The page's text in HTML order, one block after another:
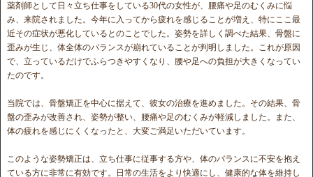
薬剤師として日々立ち仕事をしている30代の女性が、腰痛や足のむくみに悩
み、来院されました。今年に入ってから疲れを感じることが増え、特にここ最
近その症状が悪化しているとのことでした。姿勢を詳しく調べた結果、骨盤に
歪みが生じ、体全体のバランスが崩れていることが判明しました。これが原因
で、立っているだけでふらつきやすくなり、腰や足への負担が大きくなってい
たのです。
当院では、骨盤矯正を中心に据えて、彼女の治療を進めました。その結果、骨
盤の歪みが改善され、姿勢が整い、腰痛や足のむくみが軽減しました。また、
体の疲れを感じにくくなったと、大変ご満足いただいています。
このような姿勢矯正は、立ち仕事に従事する方や、体のバランスに不安を抱え
ている方に非常に有効です。日常の生活をより快適にし、健康的な体を維持し